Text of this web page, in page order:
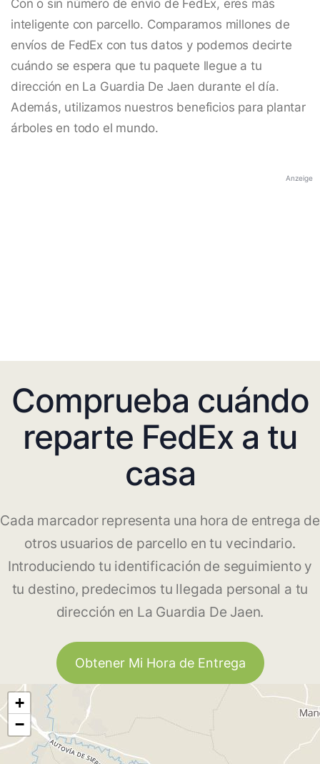
Con o sin número de envío de FedEx, eres más
inteligente con parcello. Comparamos millones de
envíos de FedEx con tus datos y podemos decirte
cuándo se espera que tu paquete llegue a tu
dirección en La Guardia De Jaen durante el día.
Además, utilizamos nuestros beneficios para plantar
árboles en todo el mundo.
Anzeige
Comprueba cuándo
reparte FedEx a tu
casa
Cada marcador representa una hora de entrega de
otros usuarios de parcello en tu vecindario.
Introduciendo tu identificación de seguimiento y
tu destino, predecimos tu llegada personal a tu
dirección en La Guardia De Jaen.
Obtener Mi Hora de Entrega
+
−